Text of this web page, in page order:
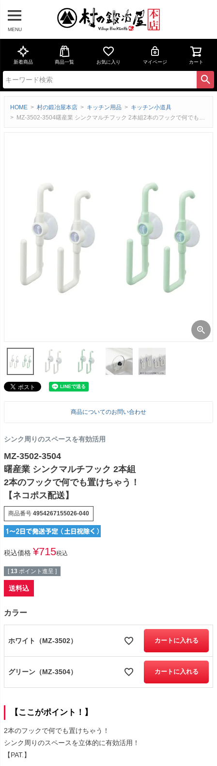
MENU
新着商品 商品一覧 お気に入り マイページ カート
HOME 村の鍛冶屋本店 キッチン用品
キッチン小道具
MZ-3502-3504曙産業 シンクマルチフック 2本組2本のフックで何でも置けちゃう！【ネコポス配送】
商品についてのお問い合わせ
シンク周りのスペースを有効活用
MZ-3502-3504
曙産業 シンクマルチフック 2本組
2本のフックで何でも置けちゃう！
【ネコポス配送】
商品番号 4954267155026-040
税込価格 ¥715税込
[ 13 ポイント進呈 ]
送料込
カラー
ホワイト（MZ-3502） カートに入れる
グリーン（MZ-3504） カートに入れる
【ここがポイント！】
2本のフックで何でも置けちゃう！
シンク周りのスペースを立体的に有効活用！
【PAT.】